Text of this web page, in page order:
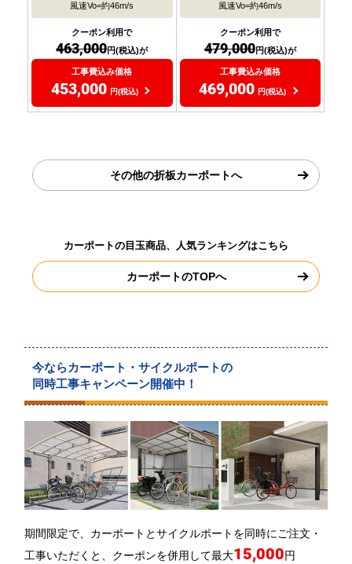
風速Vo=約46m/s
クーポン利用で
463,000円(税込)が
工事費込み価格
453,000 円(税込)
風速Vo=約46m/s
クーポン利用で
479,000円(税込)が
工事費込み価格
469,000 円(税込)
その他の折板カーポートへ
カーポートの目玉商品、人気ランキングはこちら
カーポートのTOPへ
今ならカーポート・サイクルポートの
同時工事キャンペーン開催中！
期間限定で、カーポートとサイクルポートを同時にご注文・
工事いただくと、クーポンを併用して最大15,000円